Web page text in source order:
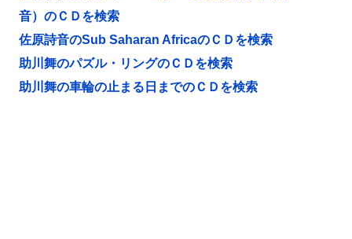
音）のＣＤを検索
佐原詩音のSub Saharan AfricaのＣＤを検索
助川舞のパズル・リングのＣＤを検索
助川舞の車輪の止まる日までのＣＤを検索